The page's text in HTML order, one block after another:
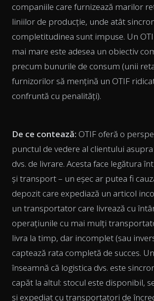
companiile care furnizează marilor
liniilor de producție, unde atât
completitudinea sunt impuse. Un
mai mare este adesea un obiectiv
precum bunurile de consum (unii
furnizorilor să mențină un OTIF
confruntă cu penalități).
De ce contează: OTIF oferă o
punctul de vedere al clientului
dvs. de livrare. Acesta face legătura
și transport – un eșec ar putea fi
depozit care expediază un articol
un transportator care livrează cu
operațiunile cu mai mulți
livra la timp, dar incomplet (sau
captează rata completă de succes.
înseamnă că logistica dvs. este
capăt la altul: stocul este disponibil,
și expediat cu transportatori de